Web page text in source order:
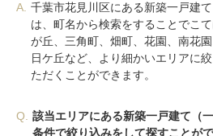
A. 千葉市花見川区にある新築一戸建
は、町名から検索をすることでこ
が丘、三角町、畑町、花園、南花
日ケ丘など、より細かいエリアに
ただくことができます。
Q.
該当エリアにある新築一戸建て（
条件で絞り込みをして探すことが